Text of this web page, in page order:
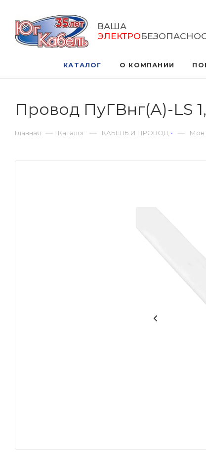
ВАША
ЭЛЕКТРО
КАТАЛОГ О КОМПАНИИ
Провод ПуГВнг(А)-LS
Главная — Каталог — КАБЕЛЬ И ПРОВОД —